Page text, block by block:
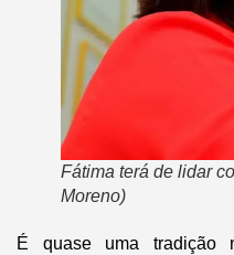
Fátima terá de lidar
Moreno)
É quase uma